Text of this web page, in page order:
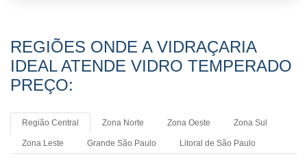
REGIÕES ONDE A VIDRAÇARIA
IDEAL ATENDE VIDRO TEMPERADO
PREÇO:
Região Central Zona Norte Zona Oeste Zona Sul
Zona Leste Grande São Paulo Litoral de São Paulo